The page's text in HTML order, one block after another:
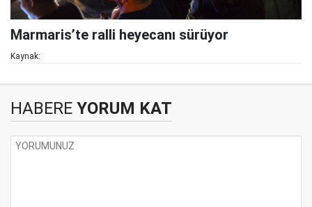
Marmaris’te ralli heyecanı sürüyor
Kaynak:
HABERE YORUM KAT